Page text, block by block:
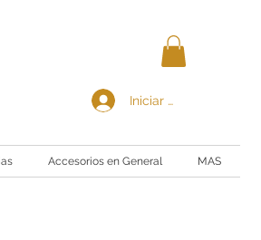
Iniciar sesión
Accesorios en General MAS